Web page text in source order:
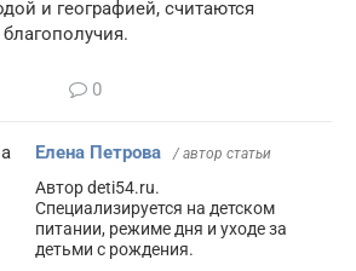
и географией, считаются
0
Елена Петрова / автор статьи
Автор deti54.ru.
Специализируется на детском
питании, режиме дня и уходе за
детьми с рождения.